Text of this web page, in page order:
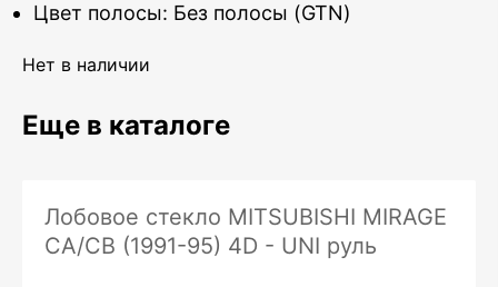
Цвет полосы: Без полосы (GTN)
Нет в наличии
Еще в каталоге
Лобовое стекло MITSUBISHI MIRAGE
CA/CB (1991-95) 4D - UNI руль